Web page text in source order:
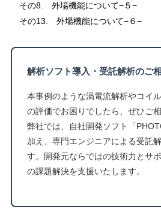
その8. 外場機能について−５−
その13. 外場機能について−６−
解析ソフト導入・受託解析のご
本事例のような渦電流解析やコイ
の評価でお困りでしたら、ぜひご相
弊社では、自社開発ソフト「
加え、専門エンジニアによる受託
す。開発元ならではの技術力とサ
の課題解決を支援いたします。